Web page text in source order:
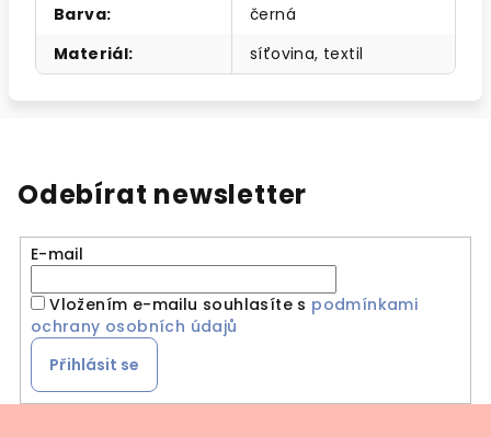
Barva:
černá
Materiál: síťovina, textil
Odebírat newsletter
E-mail
Vložením e-mailu souhlasíte s podmínkami
ochrany osobních údajů
Přihlásit se